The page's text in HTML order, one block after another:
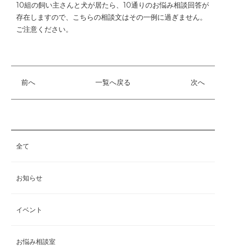
10組の飼い主さんと犬が居たら、10通りのお悩み相談回答が
存在しますので、こちらの相談文はその一例に過ぎません。
ご注意ください。
前へ 一覧へ戻る 次へ
全て
お知らせ
イベント
お悩み相談室